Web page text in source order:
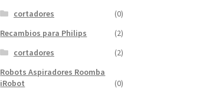
cortadores
(0)
Recambios para Philips
(2)
cortadores
(2)
Robots Aspiradores Roomba
iRobot
(0)